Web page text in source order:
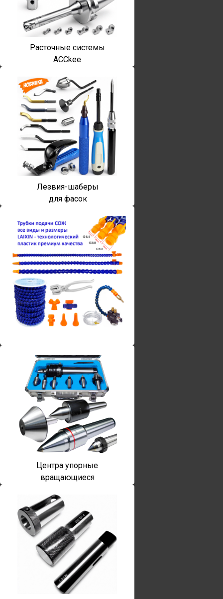
Расточные системы
ACCkee
Лезвия-шаберы
для фасок
Винты torx
Центра упорные
вращающиеся